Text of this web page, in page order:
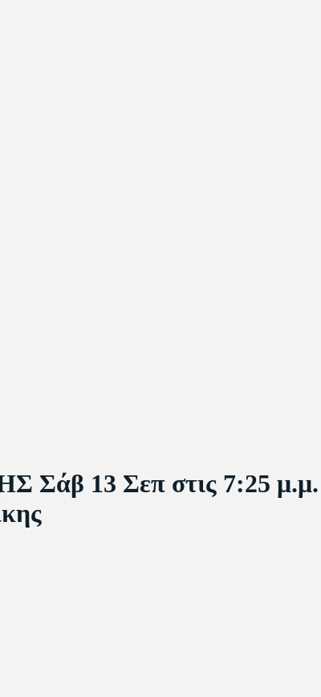
13 Σεπ στις 7:25